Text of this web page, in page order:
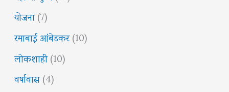
योजना(7)
रमाबाई आंबेडकर(10)
लोकशाही(10)
वर्षावास(4)